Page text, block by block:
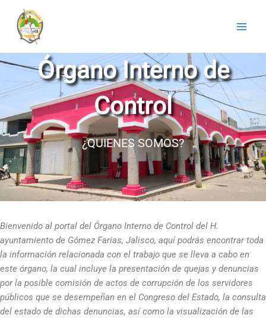
contenido
Órgano Interno de
Control
¿QUIENES SOMOS?
Bienvenido al portal del Órgano Interno de Control del H.
ayuntamiento de Gómez Farias, Jalisco, aquí podrás encontrar toda
la información relacionada con el trabajo que se lleva a cabo en
este órgano, la cual incluye la presentación de quejas y denuncias
por la posible comisión de actos de corrupción de los servidores
públicos que se desempeñan en el Congreso del Estado, la consulta
del estado de dichas denuncias, así como la visualización de las